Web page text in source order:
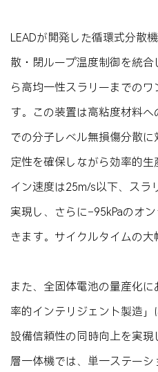
LEADが開発した循環式分散
散・閉ループ温度制御を統
ら高均一性スラリーまでの
す。この装置は高粘度材料
での分子レベル無損傷分散
定性を確保しながら効率的
イン速度は25m/s以下、スラ
実現し、さらに−95kPaのオ
きます。サイクルタイムの大
また、全固体電池の量産化
率的インテリジェント製造」
設備信頼性の同時向上を実
層一体機では、単一ステー